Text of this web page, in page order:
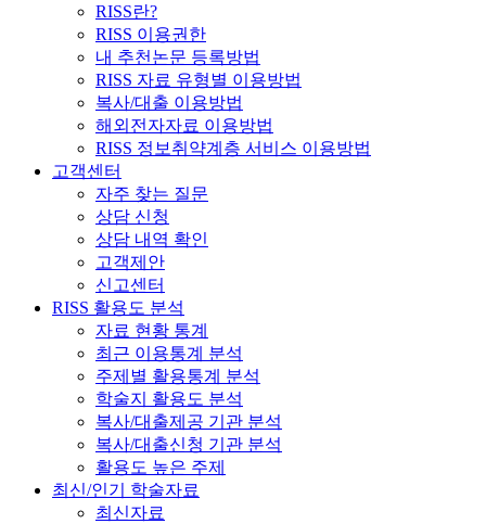
RISS란?
RISS 이용권한
내 추천논문 등록방법
RISS 자료 유형별 이용방법
복사/대출 이용방법
해외전자자료 이용방법
RISS 정보취약계층 서비스 이용방법
고객센터
자주 찾는 질문
상담 신청
상담 내역 확인
고객제안
신고센터
RISS 활용도 분석
자료 현황 통계
최근 이용통계 분석
주제별 활용통계 분석
학술지 활용도 분석
복사/대출제공 기관 분석
복사/대출신청 기관 분석
활용도 높은 주제
최신/인기 학술자료
최신자료